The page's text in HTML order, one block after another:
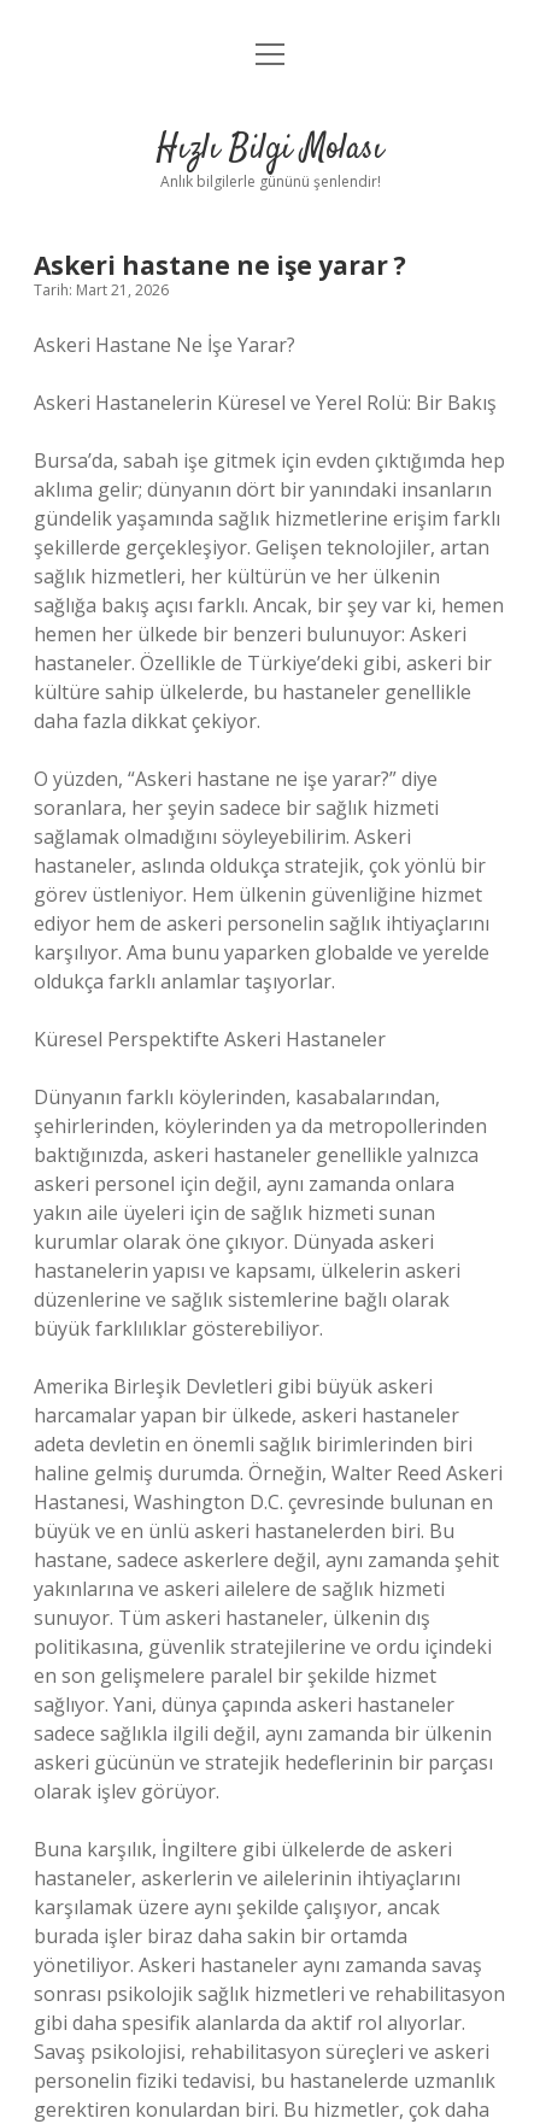
Anasayfa
Yasal Uyarı
menüyü
Hızlı Bilgi Molası
Anlık bilgilerle gününü şenlendir!
Askeri hastane ne işe yarar ?
Tarih: Mart 21, 2026
Askeri Hastane Ne İşe Yarar?
Askeri Hastanelerin Küresel ve Yerel Rolü: Bir Bakış
Bursa’da, sabah işe gitmek için evden çıktığımda hep
aklıma gelir; dünyanın dört bir yanındaki insanların
gündelik yaşamında sağlık hizmetlerine erişim farklı
şekillerde gerçekleşiyor. Gelişen teknolojiler, artan
sağlık hizmetleri, her kültürün ve her ülkenin
sağlığa bakış açısı farklı. Ancak, bir şey var ki, hemen
hemen her ülkede bir benzeri bulunuyor: Askeri
hastaneler. Özellikle de Türkiye’deki gibi, askeri bir
kültüre sahip ülkelerde, bu hastaneler genellikle
daha fazla dikkat çekiyor.
O yüzden, “Askeri hastane ne işe yarar?” diye
soranlara, her şeyin sadece bir sağlık hizmeti
sağlamak olmadığını söyleyebilirim. Askeri
hastaneler, aslında oldukça stratejik, çok yönlü bir
görev üstleniyor. Hem ülkenin güvenliğine hizmet
ediyor hem de askeri personelin sağlık ihtiyaçlarını
karşılıyor. Ama bunu yaparken globalde ve yerelde
oldukça farklı anlamlar taşıyorlar.
Küresel Perspektifte Askeri Hastaneler
Dünyanın farklı köylerinden, kasabalarından,
şehirlerinden, köylerinden ya da metropollerinden
baktığınızda, askeri hastaneler genellikle yalnızca
askeri personel için değil, aynı zamanda onlara
yakın aile üyeleri için de sağlık hizmeti sunan
kurumlar olarak öne çıkıyor. Dünyada askeri
hastanelerin yapısı ve kapsamı, ülkelerin askeri
düzenlerine ve sağlık sistemlerine bağlı olarak
büyük farklılıklar gösterebiliyor.
Amerika Birleşik Devletleri gibi büyük askeri
harcamalar yapan bir ülkede, askeri hastaneler
adeta devletin en önemli sağlık birimlerinden biri
haline gelmiş durumda. Örneğin, Walter Reed Askeri
Hastanesi, Washington D.C. çevresinde bulunan en
büyük ve en ünlü askeri hastanelerden biri. Bu
hastane, sadece askerlere değil, aynı zamanda şehit
yakınlarına ve askeri ailelere de sağlık hizmeti
sunuyor. Tüm askeri hastaneler, ülkenin dış
politikasına, güvenlik stratejilerine ve ordu içindeki
en son gelişmelere paralel bir şekilde hizmet
sağlıyor. Yani, dünya çapında askeri hastaneler
sadece sağlıkla ilgili değil, aynı zamanda bir ülkenin
askeri gücünün ve stratejik hedeflerinin bir parçası
olarak işlev görüyor.
Buna karşılık, İngiltere gibi ülkelerde de askeri
hastaneler, askerlerin ve ailelerinin ihtiyaçlarını
karşılamak üzere aynı şekilde çalışıyor, ancak
burada işler biraz daha sakin bir ortamda
yönetiliyor. Askeri hastaneler aynı zamanda savaş
sonrası psikolojik sağlık hizmetleri ve rehabilitasyon
gibi daha spesifik alanlarda da aktif rol alıyorlar.
Savaş psikolojisi, rehabilitasyon süreçleri ve askeri
personelin fiziki tedavisi, bu hastanelerde uzmanlık
gerektiren konulardan biri. Bu hizmetler, çok daha